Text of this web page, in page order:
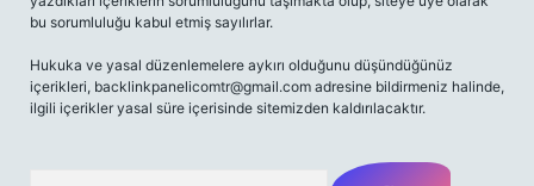
bu sorumluluğu kabul etmiş sayılırlar.
Hukuka ve yasal düzenlemelere aykırı olduğunu düşündüğünüz
içerikleri, backlinkpanelicomtr@gmail.com adresine bildirmeniz halinde,
ilgili içerikler yasal süre içerisinde sitemizden kaldırılacaktır.